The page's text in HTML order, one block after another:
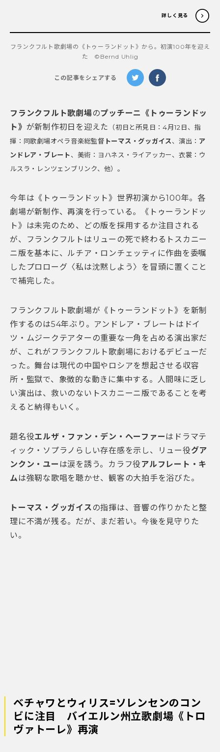
詳しく見る
フランクフルト歌劇場の《トゥーランドット》から。初演100年を迎え
た ©Bernd Uhlig
この記事をシェアする
フランクフルト歌劇場のプッチーニ《トゥーランドッ
ト》 が新制作初日を迎えた
（初日と所見日：4月12日、指
揮：同歌劇場オペラ音楽総監督 トーマス・グッガイス、演出： ア
ンドレア・ブレート、美術：ヨハネス・ライアッカー、衣裳：ウ
ルスラ・レンツェンブリンク、他）。
今年は《トゥーランドット》世界初演から100年。各
劇場が新制作、再演を行っている。《トゥーランドッ
ト》は未完のため、どの版を採用するか注目される
が、フランクフルトはリューの死で終わるトスカニー
ニ版を基本に、ルチア・ロンチェッティに作曲を委嘱
したプロローグ〈私は沈黙しよう〉を冒頭に置くこと
で補完した。
フランクフルト歌劇場が《トゥーランドット》を新制
作するのは54年ぶり。アンドレア・ブレートはドイ
ツ・ムジークテアターの重要な一角を占める演出家だ
が、これがフランクフルト歌劇場におけるデビューだ
った。舞台は現代の中国やロシアを想起させる収容
所・監獄で、象徴的な動きに集中する。人間味に乏し
い演出は、救いのないトスカニーニ版であることを考
えると納得もいく。
題名役エルザ・ファン・デン・ヘーファーはドラマテ
ィック・ソプラノらしい存在感を示し、リュー役グア
ンクン・ユー は涙を誘う。カラフ役 アルフレート・キ
ムは強靭な歌唱を聴かせ、観客の大拍手を浴びた。
トーマス・グッガイス の指揮は、音響の作りかたと整
理に不満が残る。だが、まだ若い。今後を見守りた
い。
ベチャワとウィリス=ソレンセンのコン
ビに注目 バイエルン州立歌劇場《トロ
ヴァトーレ》再演